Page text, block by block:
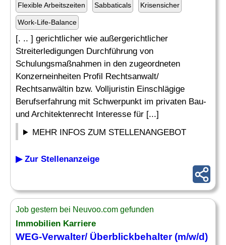
Flexible Arbeitszeiten Sabbaticals Krisensicher
Work-Life-Balance
[. .. ] gerichtlicher wie außergerichtlicher
Streiterledigungen Durchführung von
Schulungsmaßnahmen in den zugeordneten
Konzerneinheiten Profil Rechtsanwalt/
Rechtsanwältin bzw. Volljuristin Einschlägige
Berufserfahrung mit Schwerpunkt im privaten Bau-
und Architektenrecht Interesse für [...]
MEHR INFOS ZUM STELLENANGEBOT
▶ Zur Stellenanzeige
Job gestern bei Neuvoo.com gefunden
Immobilien Karriere
WEG-Verwalter/ Überblickbehalter (m/w/d)